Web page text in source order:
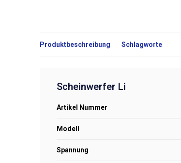
Produktbeschreibung Schlagworte
Scheinwerfer Li
Artikel Nummer
Modell
Spannung